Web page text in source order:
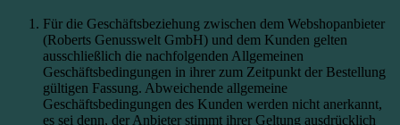
Für die Geschäftsbeziehung zwischen dem Webshopanbieter
(Roberts Genusswelt GmbH) und dem Kunden gelten
ausschließlich die nachfolgenden Allgemeinen
Geschäftsbedingungen in ihrer zum Zeitpunkt der Bestellung
gültigen Fassung. Abweichende allgemeine
Geschäftsbedingungen des Kunden werden nicht anerkannt,
es sei denn, der Anbieter stimmt ihrer Geltung ausdrücklich